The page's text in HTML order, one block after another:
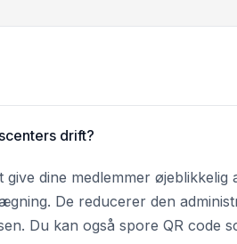
drift?
dine medlemmer øjeblikkelig
De reducerer den
Du kan også spore QR code